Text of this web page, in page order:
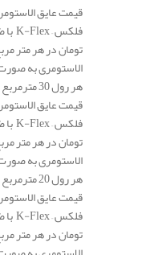
تومان در هر متر
الاستومری به
هر رول 30 مترمربع است.
تومان در هر متر
الاستومری به
هر رول 20 مترمربع است.
تومان در هر متر